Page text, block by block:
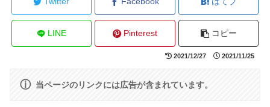
LINE Pinterest コピー
2021/12/27 2021/11/25
ⓘ 当ページのリンクには広告が含まれています。